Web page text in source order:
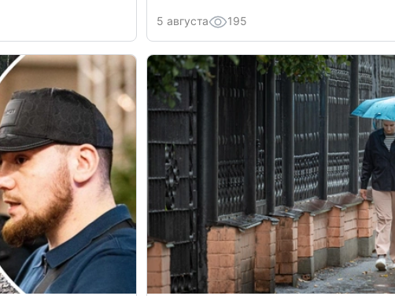
5 августа 195